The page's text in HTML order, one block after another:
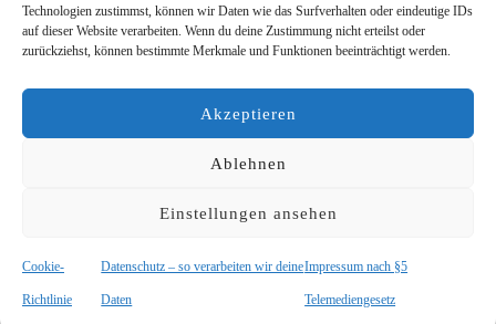
Technologien zustimmst, können wir Daten wie das Surfverhalten oder eindeutige IDs
auf dieser Website verarbeiten. Wenn du deine Zustimmung nicht erteilst oder
zurückziehst, können bestimmte Merkmale und Funktionen beeinträchtigt werden.
Akzeptieren
Ablehnen
Einstellungen ansehen
Cookie-
Richtlinie
Datenschutz – so verarbeiten wir deine
Daten
Impressum nach §5
Telemediengesetz
Beitragsnavigation
Ältere Beiträge
Präsentiert vonWordPress.Datenschutz – so verarbeiten wir deine